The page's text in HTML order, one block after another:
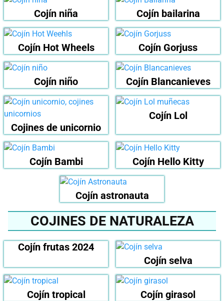
Cojín niña Cojín bailarina
Cojín Hot Wheels Cojín Gorjuss
Cojín niño Cojín Blancanieves
Cojines de unicornio
Cojín Lol
Cojín Bambi Cojín Hello Kitty
Cojín astronauta
COJINES DE NATURALEZA
Cojín frutas 2024
Cojín selva
Cojín tropical Cojín girasol